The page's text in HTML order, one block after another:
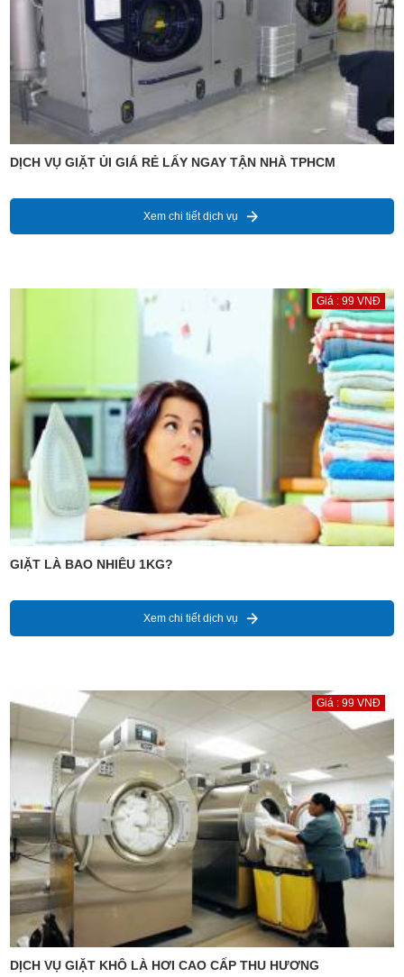
DỊCH VỤ GIẶT ỦI GIÁ RẺ LẤY NGAY TẬN NHÀ TPHCM
Xem chi tiết dịch vụ
Giá : 99 VNĐ
GIẶT LÀ BAO NHIÊU 1KG?
Xem chi tiết dịch vụ
Giá : 99 VNĐ
DỊCH VỤ GIẶT KHÔ LÀ HƠI CAO CẤP THU HƯƠNG